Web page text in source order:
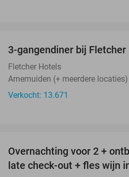
3-gangendiner bij Fletcher
Fletcher Hotels
Arnemuiden (+ meerdere locaties)
Verkocht: 13.671
Overnachting voor 2 +
late check-out + fles wijn